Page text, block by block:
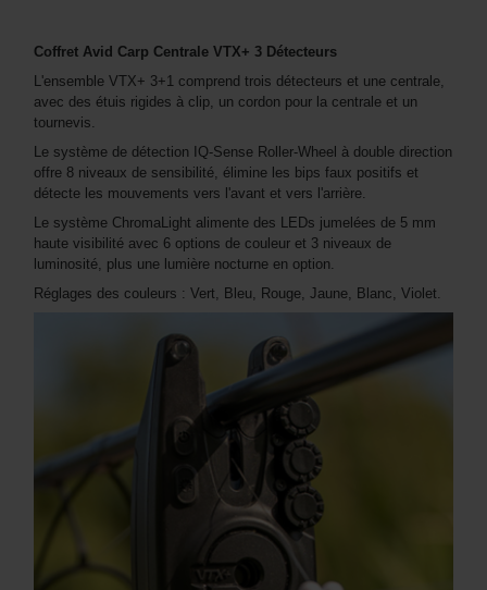
Coffret Avid Carp Centrale VTX+ 3 Détecteurs
L'ensemble VTX+ 3+1 comprend trois détecteurs et une centrale,
avec des étuis rigides à clip, un cordon pour la centrale et un
tournevis.
Le système de détection IQ-Sense Roller-Wheel à double direction
offre 8 niveaux de sensibilité, élimine les bips faux positifs et
détecte les mouvements vers l'avant et vers l'arrière.
Le système ChromaLight alimente des LEDs jumelées de 5 mm
haute visibilité avec 6 options de couleur et 3 niveaux de
luminosité, plus une lumière nocturne en option.
Réglages des couleurs : Vert, Bleu, Rouge, Jaune, Blanc, Violet.